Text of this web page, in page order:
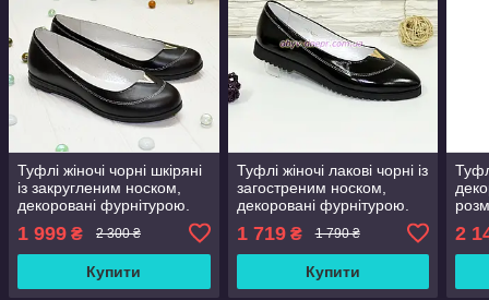
Туфлі жіночі чорні шкіряні
із закругленим носком,
декоровані фурнітурою.
1 999 ₴ 2 300 ₴
Купити
Туфлі жіночі лакові чорні із
загостреним носком,
декоровані фурнітурою.
1 719₴ 1 790 ₴
Купити
2